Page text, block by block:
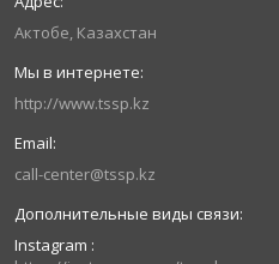
Актобе, Казахстан
http://www.tssp.kz
call-center@tssp.kz
Instagram